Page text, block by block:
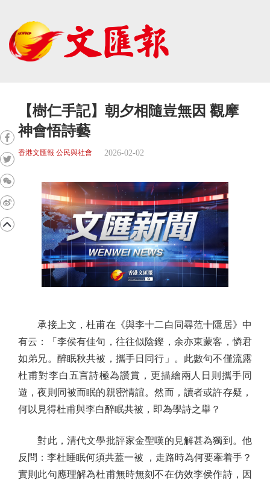
【樹仁手記】朝夕相隨豈無因 觀摩
神會悟詩藝
香港文匯報 公民與社會 2026-02-02
承接上文，杜甫在《與李十二白同尋范十隱居》中
有云：「李侯有佳句，往往似陰鏗，余亦東蒙客，憐君
如弟兄。醉眠秋共被，攜手日同行」。此數句不僅流露
杜甫對李白五言詩極為讚賞，更描繪兩人日則攜手同
遊，夜則同被而眠的親密情誼。然而，讀者或許存疑，
何以見得杜甫與李白醉眠共被，即為學詩之舉？
對此，清代文學批評家金聖嘆的見解甚為獨到。他
反問：李杜睡眠何須共蓋一被 ，走路時為何要牽着手？
實則此句應理解為杜甫無時無刻不在仿效李侯作詩，因